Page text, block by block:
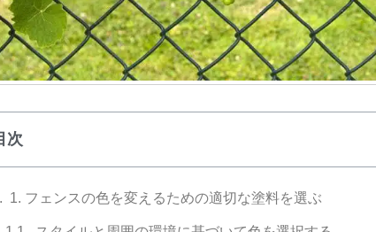
次
1. フェンスの色を変えるための適切な塗料を選ぶ